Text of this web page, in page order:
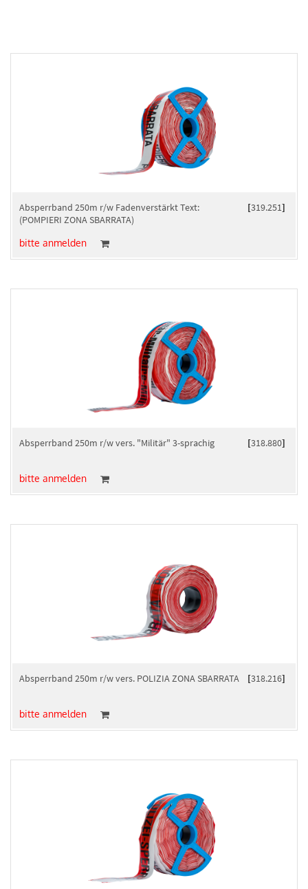
[319.251]
Absperrband 250m r/w Fadenverstärkt Text:
(POMPIERI ZONA SBARRATA)
bitte anmelden
[318.880]
Absperrband 250m r/w vers. "Militär" 3-sprachig
bitte anmelden
[318.216]
Absperrband 250m r/w vers. POLIZIA ZONA SBARRATA
bitte anmelden